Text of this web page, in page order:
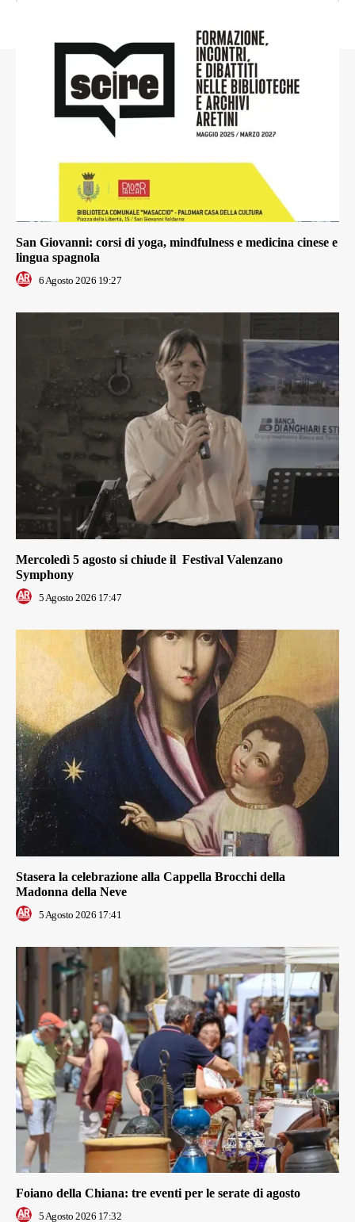
San Giovanni: corsi di yoga, mindfulness e medicina cinese e
lingua spagnola
6 Agosto 2026 19:27
Mercoledì 5 agosto si chiude il Festival Valenzano
Symphony
5 Agosto 2026 17:47
Stasera la celebrazione alla Cappella Brocchi della
Madonna della Neve
5 Agosto 2026 17:41
Foiano della Chiana: tre eventi per le serate di agosto
5 Agosto 2026 17:32